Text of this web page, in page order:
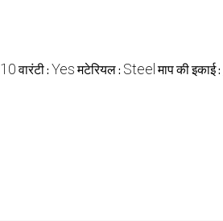
10 वारंटी : Yes मटेरियल : Steel माप की इकाई :